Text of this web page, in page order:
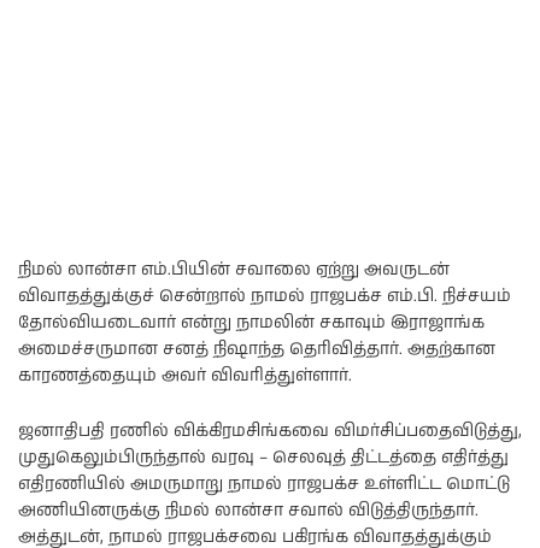
நிமல் லான்சா எம்.பியின் சவாலை ஏற்று அவருடன்
விவாதத்துக்குச் சென்றால் நாமல் ராஜபக்ச எம்.பி. நிச்சயம்
தோல்வியடைவார் என்று நாமலின் சகாவும் இராஜாங்க
அமைச்சருமான சனத் நிஷாந்த தெரிவித்தார். அதற்கான
காரணத்தையும் அவர் விவரித்துள்ளார்.
ஜனாதிபதி ரணில் விக்கிரமசிங்கவை விமர்சிப்பதைவிடுத்து,
முதுகெலும்பிருந்தால் வரவு – செலவுத் திட்டத்தை எதிர்த்து
எதிரணியில் அமருமாறு நாமல் ராஜபக்ச உள்ளிட்ட மொட்டு
அணியினருக்கு நிமல் லான்சா சவால் விடுத்திருந்தார்.
அத்துடன், நாமல் ராஜபக்சவை பகிரங்க விவாதத்துக்கும்